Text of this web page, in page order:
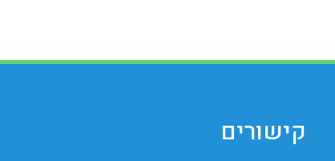
קישורים